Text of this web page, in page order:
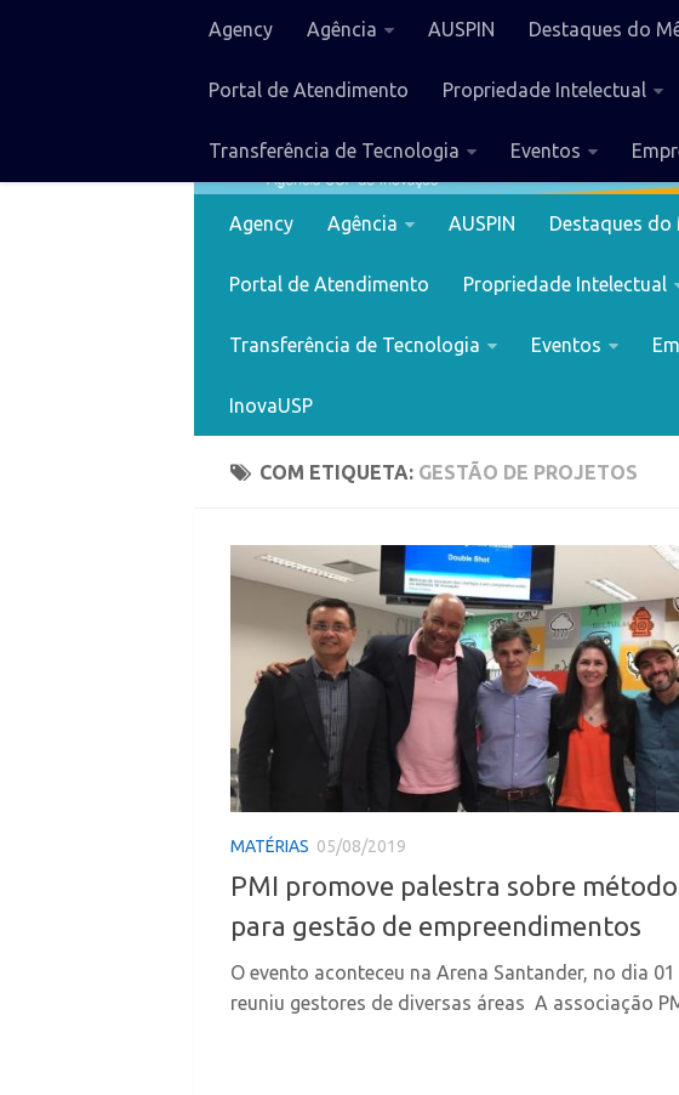
Agency Agência AUSPIN Destaques do
Portal de Atendimento Propriedade Intelectual
Transferência de Tecnologia Eventos
Agency Agência AUSPIN Destaques do
Portal de Atendimento Propriedade Intelectual
Transferência de Tecnologia Eventos
InovaUSP
COM ETIQUETA: GESTÃO DE PROJETOS
MATÉRIAS 05/08/2019
PMI promove palestra sobre
para gestão de empreendimentos
O evento aconteceu na Arena Santander, no dia
reuniu gestores de diversas áreas A associação